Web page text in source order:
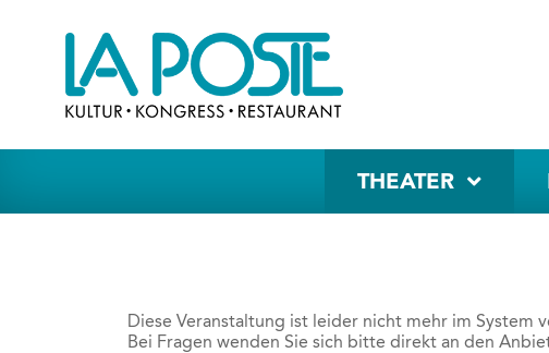
THEATER
Diese Veranstaltung ist leider nicht mehr im System
Bei Fragen wenden Sie sich bitte direkt an den